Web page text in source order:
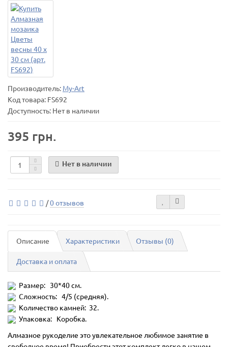
Производитель: My-Art
Код товара: FS692
Доступность: Нет в наличии
395 грн.
Нет в наличии
/0 отзывов
Описание Характеристики Отзывы (0)
Доставка и оплата
Размер: 30*40 см.
Сложность: 4/5 (средняя).
Количество камней: 32.
Упаковка: Коробка.
Алмазное рукоделие это увлекательное любимое занятие в